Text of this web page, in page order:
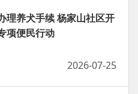
理养犬手续 杨家山社区开
项便民行动
2026-07-25